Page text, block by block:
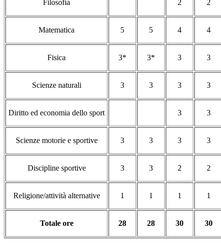
Filosofia 2 2
Matematica 5 5 4 4
Fisica 3* 3* 3 3
Scienze naturali 3 3 3 3
Diritto ed economia dello sport 3 3
Scienze motorie e sportive 3 3 3 3
Discipline sportive 3 3 2 2
Religione/attività alternative 1 1 1 1
Totale ore 28 28 30 30